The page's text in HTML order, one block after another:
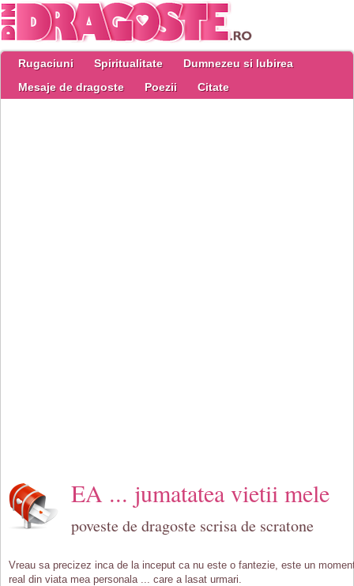
Rugaciuni Spiritualitate
Dumnezeu si Iubirea
Mesaje de dragoste
Poezii Citate
EA ... jumatatea vietii mele
poveste de dragoste scrisa de scratone
Vreau sa precizez inca de la inceput ca nu este o fantezie, este un
real din viata mea personala ... care a lasat urmari.